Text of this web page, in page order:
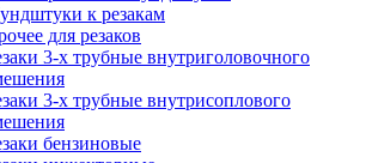
к резакам
для резаков
3-х трубные внутриголовочного
3-х трубные внутрисоплового
бензиновые